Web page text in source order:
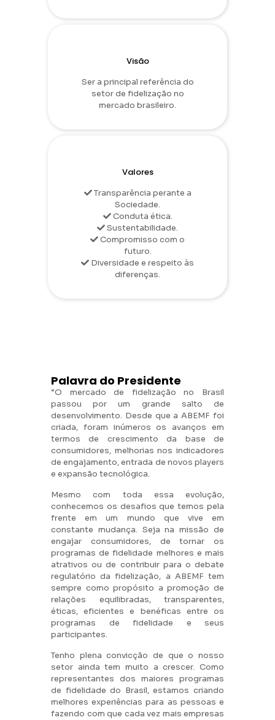
Visão
Ser a principal referência do
setor de fidelização no
mercado brasileiro.
Valores
Transparência perante a
Sociedade.
Conduta ética.
Sustentabilidade.
Compromisso com o
futuro.
Diversidade e respeito às
diferenças.
Palavra do Presidente
“O mercado de fidelização no Brasil
passou por um grande salto de
desenvolvimento. Desde que a ABEMF foi
criada, foram inúmeros os avanços em
termos de crescimento da base de
consumidores, melhorias nos indicadores
de engajamento, entrada de novos players
e expansão tecnológica.
Mesmo com toda essa evolução,
conhecemos os desafios que temos pela
frente em um mundo que vive em
constante mudança. Seja na missão de
engajar consumidores, de tornar os
programas de fidelidade melhores e mais
atrativos ou de contribuir para o debate
regulatório da fidelização, a ABEMF tem
sempre como propósito a promoção de
relações equilibradas, transparentes,
éticas, eficientes e benéficas entre os
programas de fidelidade e seus
participantes.
Tenho plena convicção de que o nosso
setor ainda tem muito a crescer. Como
representantes dos maiores programas
de fidelidade do Brasil, estamos criando
melhores experiências para as pessoas e
fazendo com que cada vez mais empresas